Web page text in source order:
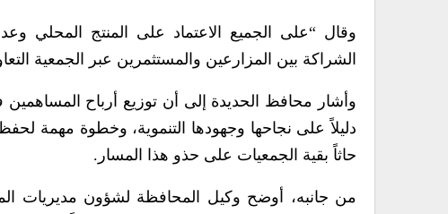
وقال “على الجميع الاعتماد على المنتج المحلي
الشراكة بين المزارعين والمستثمرين عبر الجمعية
وأشار محافظ الحديدة إلى أن توزيع أرباح المساهمين
دليلاً على نجاحها وجهودها التنموية، وخطوة مهمة
حاثاً بقية الجمعيات على حذو هذا المسار.
من جانبه، أوضح وكيل المحافظة لشؤون مديريات